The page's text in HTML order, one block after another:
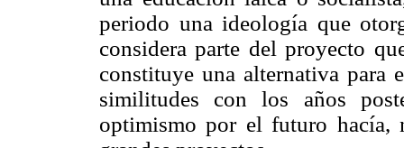
periodo una ideología que
considera parte del proyecto
constituye una alternativa para
similitudes con los años
optimismo por el futuro hacía,